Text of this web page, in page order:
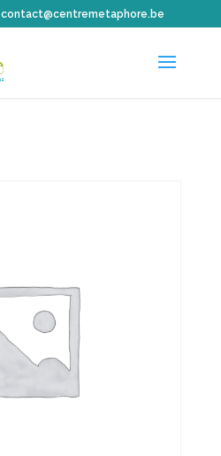
contact@centremetaphore.be